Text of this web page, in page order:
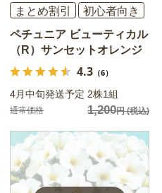
まとめ割引
初心者向き
ペチュニア ビューティカル
（R）サンセットオレンジ
4.3（6）
4月中旬発送予定 2株1組
通常価格 1,200円(税込)